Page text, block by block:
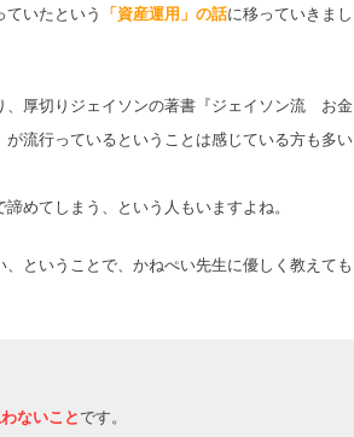
いたという 「資産運用」の話に移っていきまし
、厚切りジェイソンの著書『ジェイソン流 お金
流行っているということは感じている方も多い
めてしまう、という人もいますよね。
ということで、かねぺい先生に優しく教えても
ないことです。